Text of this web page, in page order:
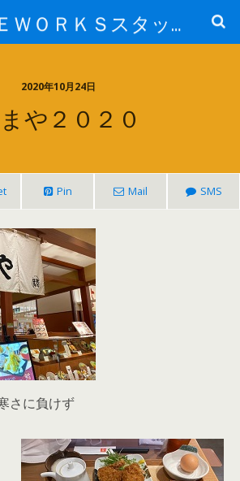
ＨＯＭＥＷＯＲＫＳスタッフ日記ブログ
2020年10月24日
や２０２０
Pin Mail SMS
さに負けず